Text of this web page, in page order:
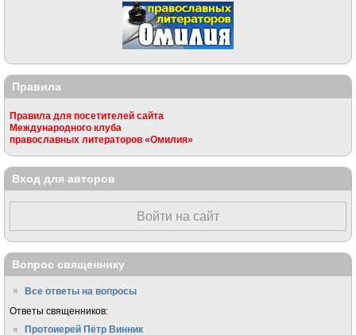
Правила
Правила для посетителей сайта
Международного клуба
православных литераторов «Омилия»
Вход для авторов
Войти на сайт
Вопрос священнику
Все ответы на вопросы
Ответы священников:
Протоиерей Пётр Винник